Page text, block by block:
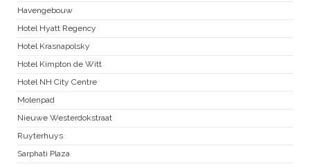
Havengebouw
Hotel Hyatt Regency
Hotel Krasnapolsky
Hotel Kimpton de Witt
Hotel NH City Centre
Molenpad
Nieuwe Westerdokstraat
Ruyterhuys
Sarphati Plaza